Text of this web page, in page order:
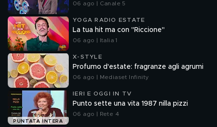
06 ago | Canale 5
YOGA RADIO ESTATE
La tua hit ma con "Riccione"
06 ago | Italia 1
X-STYLE
Profumo d'estate: fragranze agli agrumi
06 ago | Mediaset Infinity
PUNTATA INTERA
IERI E OGGI IN TV
Punto sette una vita 1987 nilla pizzi
06 ago | Rete 4